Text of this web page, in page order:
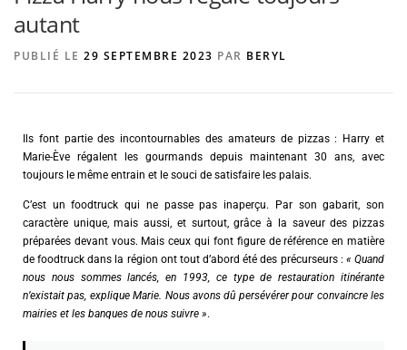
AGENCE DE PUBLICITÉ
autant
PUBLIÉ LE 29 SEPTEMBRE 2023 PAR BERYL
Ils font partie des incontournables des amateurs de pizzas : Harry et
Marie-Ève régalent les gourmands depuis maintenant 30 ans, avec
toujours le même entrain et le souci de satisfaire les palais.
C’est un foodtruck qui ne passe pas inaperçu. Par son gabarit, son
caractère unique, mais aussi, et surtout, grâce à la saveur des pizzas
préparées devant vous. Mais ceux qui font figure de référence en matière
de foodtruck dans la région ont tout d’abord été des précurseurs : « Quand
nous nous sommes lancés, en 1993, ce type de restauration itinérante
n’existait pas, explique Marie. Nous avons dû persévérer pour convaincre les
mairies et les banques de nous suivre ».